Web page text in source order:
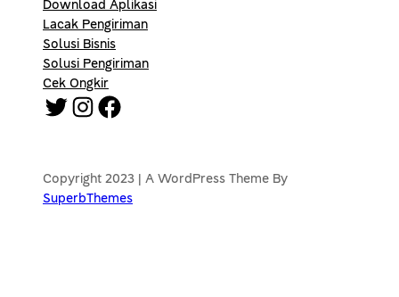
Download Aplikasi
Lacak Pengiriman
Solusi Bisnis
Solusi Pengiriman
Cek Ongkir
Twitter Instagram Facebook
Copyright 2023 | A WordPress Theme By
SuperbThemes